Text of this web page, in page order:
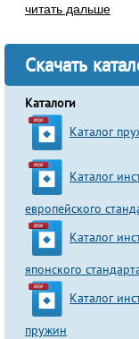
читать дальше
Скачать
Каталоги
Каталог
Каталог
европейского
Каталог
японского
Каталог
пружин